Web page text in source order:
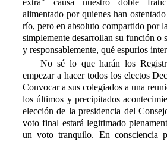
extra" causa nuestro doble
alimentado por quienes han
río, pero en absoluto compartido por
simplemente desarrollan su función o
y responsablemente, qué espurios
No sé lo que harán los
empezar a hacer todos los electos
Convocar a sus colegiados a una
los últimos y precipitados
elección de la presidencia del
voto final estará legitimado
un voto tranquilo. En consciencia